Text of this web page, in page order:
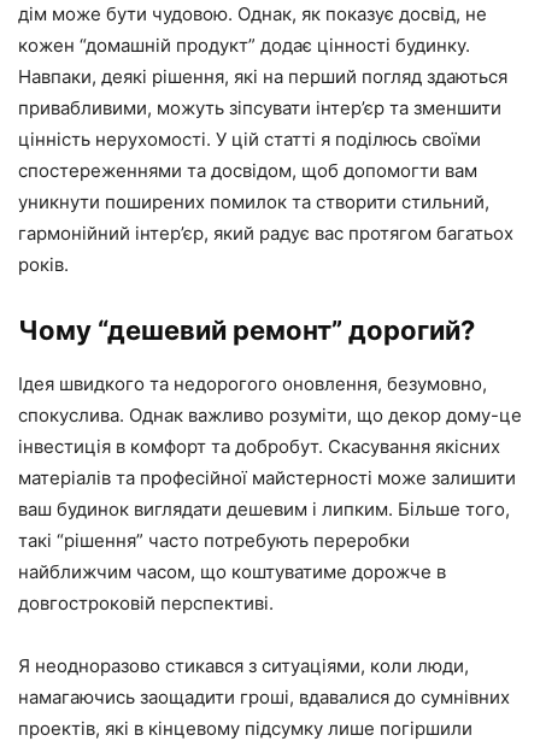
дім може бути чудовою. Однак, як показує досвід, не
кожен “домашній продукт” додає цінності будинку.
Навпаки, деякі рішення, які на перший погляд здаються
привабливими, можуть зіпсувати інтер’єр та зменшити
цінність нерухомості. У цій статті я поділюсь своїми
спостереженнями та досвідом, щоб допомогти вам
уникнути поширених помилок та створити стильний,
гармонійний інтер’єр, який радує вас протягом багатьох
років.
Чому “дешевий ремонт” дорогий?
Ідея швидкого та недорогого оновлення, безумовно,
спокуслива. Однак важливо розуміти, що декор дому-це
інвестиція в комфорт та добробут. Скасування якісних
матеріалів та професійної майстерності може залишити
ваш будинок виглядати дешевим і липким. Більше того,
такі “рішення” часто потребують переробки
найближчим часом, що коштуватиме дорожче в
довгостроковій перспективі.
Я неодноразово стикався з ситуаціями, коли люди,
намагаючись заощадити гроші, вдавалися до сумнівних
проектів, які в кінцевому підсумку лише погіршили